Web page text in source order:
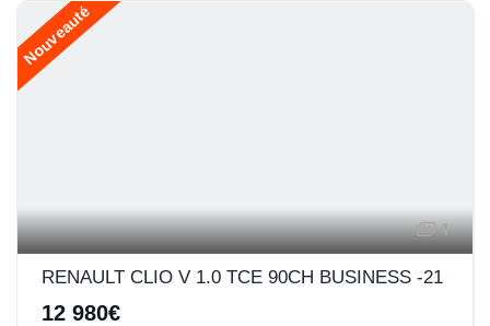
Nouveauté
4
RENAULT CLIO V 1.0 TCE 90CH BUSINESS -21
12 980€